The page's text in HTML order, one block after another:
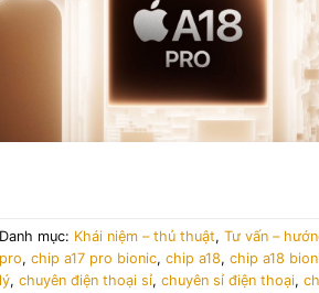
Danh mục: Khái niệm – thủ thuật,Tư vấn –
pro,chip a17 pro bionic,chip a18,chip a18
lý,chuyên điện thoại sỉ,chuyên sỉ điện thoại,